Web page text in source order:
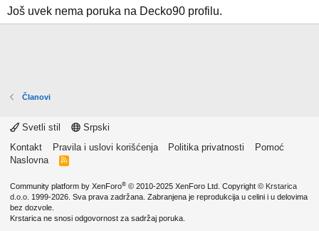
Još uvek nema poruka na Decko90 profilu.
Članovi
Svetli stil
Srpski
Kontakt
Pravila i uslovi korišćenja Politika privatnosti
Pomoć
Naslovna
R
Community platform by XenForo® © 2010-2025 XenForo Ltd. Copyright © Krstarica
d.o.o. 1999-2026. Sva prava zadržana. Zabranjena je reprodukcija u celini i u delovima
bez dozvole.
Krstarica ne snosi odgovornost za sadržaj poruka.